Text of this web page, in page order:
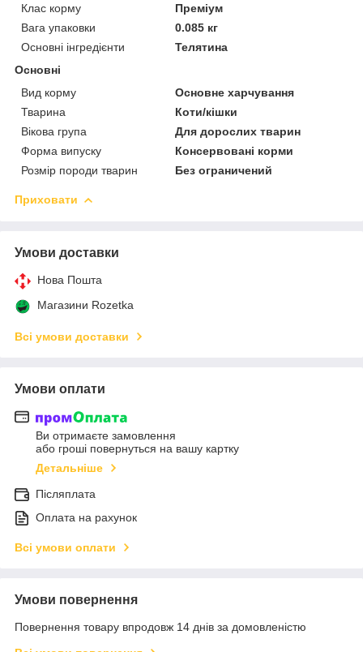
Клас корму
Преміум
Вага упаковки
0.085 кг
Основні інгредієнти
Телятина
Основні
Вид корму
Основне харчування
Тварина
Коти/кішки
Вікова група
Для дорослих тварин
Форма випуску
Консервовані корми
Розмір породи тварин
Без ограничений
Приховати
Умови доставки
Нова Пошта
Магазини Rozetka
Всі умови доставки
Умови оплати
Ви отримаєте замовлення
або гроші повернуться на вашу картку
Детальніше
Післяплата
Оплата на рахунок
Всі умови оплати
Умови повернення
Повернення товару впродовж 14 днів за домовленістю